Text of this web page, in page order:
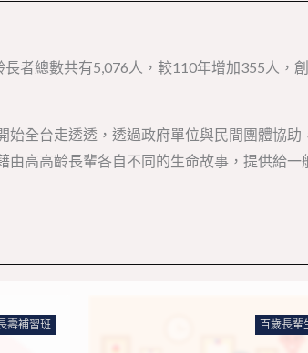
者總數共有5,076人，較110年增加355人，
全台走透透，透過政府單位與民間團體協助
高高齡長輩各自不同的生命故事，提供給一
壽補習班 百歲長輩